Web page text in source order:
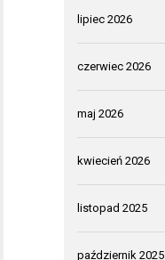
lipiec 2026
czerwiec 2026
maj 2026
kwiecień 2026
listopad 2025
październik 2025